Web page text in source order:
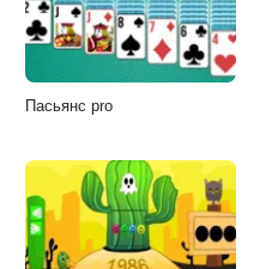
Пасьянс pro